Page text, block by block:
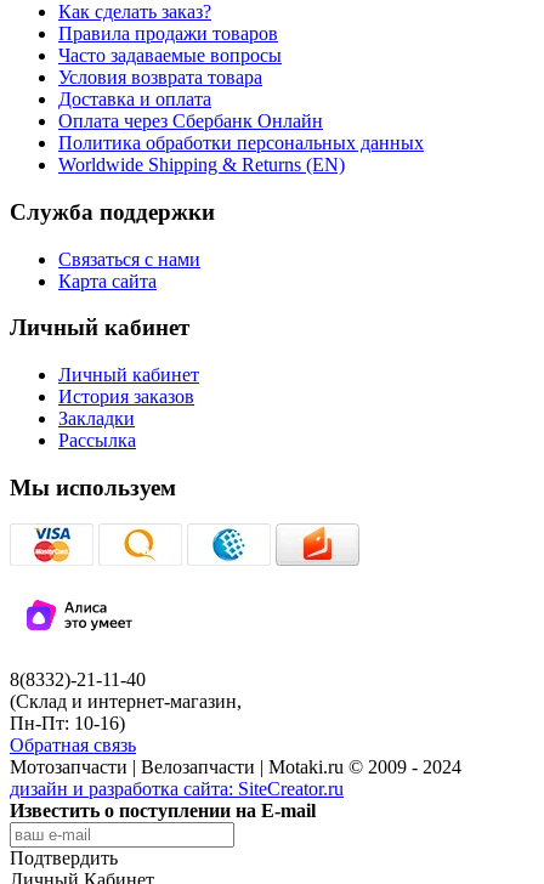
Как сделать заказ?
Правила продажи товаров
Часто задаваемые вопросы
Условия возврата товара
Доставка и оплата
Оплата через Сбербанк Онлайн
Политика обработки персональных данных
Worldwide Shipping & Returns (EN)
Служба поддержки
Связаться с нами
Карта сайта
Личный кабинет
Личный кабинет
История заказов
Закладки
Рассылка
Мы используем
8(8332)-21-11-40
(Склад и интернет-магазин,
Пн-Пт: 10-16)
Обратная связь
Мотозапчасти | Велозапчасти | Motaki.ru © 2009 - 2024
дизайн и разработка сайта: SiteCreator.ru
Известить о поступлении на E-mail
Подтвердить